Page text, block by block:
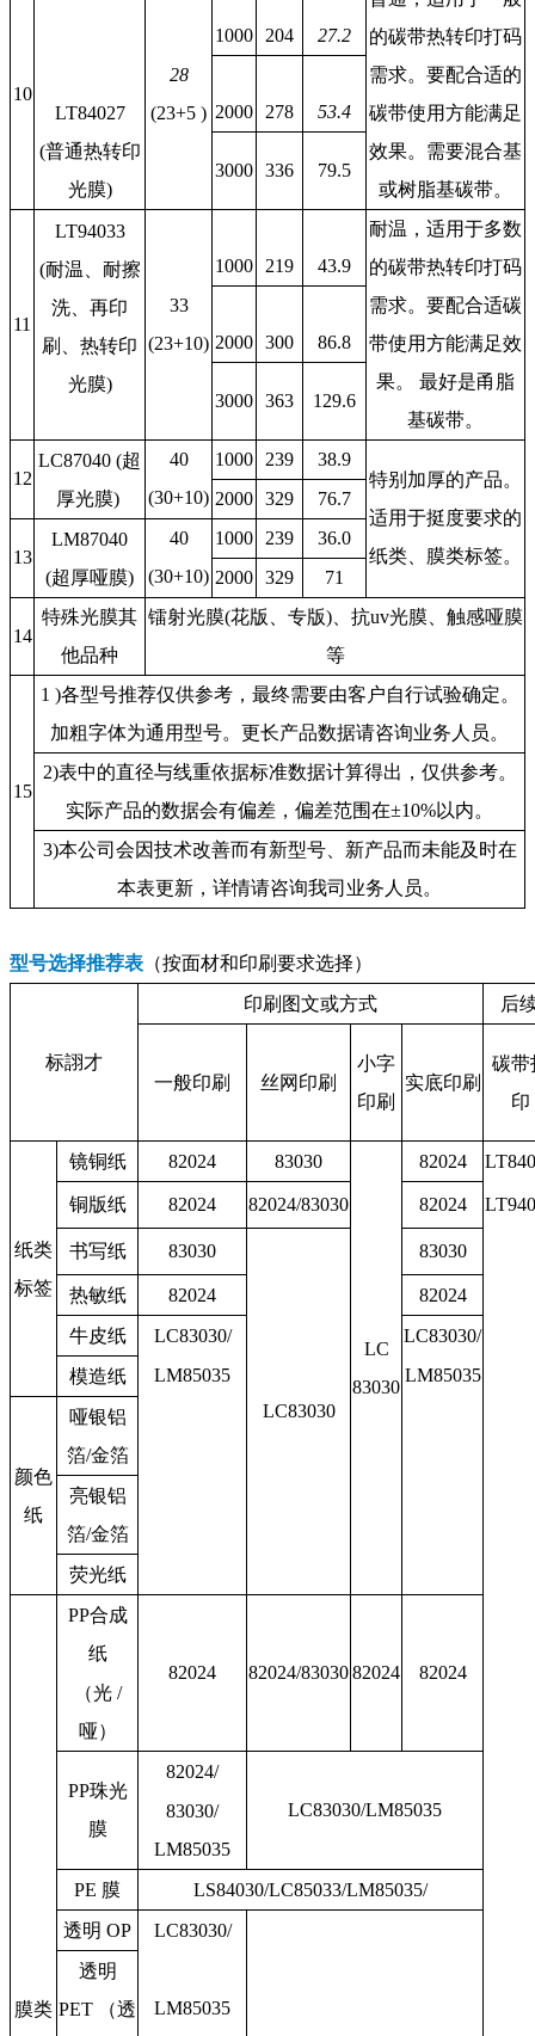
10
LT84027
(普通热转印
光膜)
28
(23+5 )
1000 204 27.2
的碳带热转印打码
需求。要配合适的
碳带使用方能满足
效果。需要混合基
或树脂基碳带。
2000 278 53.4
3000 336 79.5
11
LT94033
(耐温、耐擦
洗、再印
刷、热转印
光膜)
33
(23+10)
1000 219 43.9
耐温，适用于多数
的碳带热转印打码
需求。要配合适碳
带使用方能满足效
果。 最好是甬脂
基碳带。
2000 300 86.8
3000 363 129.6
12
LC87040 (超
厚光膜)
40
(30+10)
1000 239
38.9
特别加厚的产品。
适用于挺度要求的
纸类、膜类标签。
2000 329 76.7
13
LM87040
(超厚哑膜)
40
(30+10)
1000 239
36.0
2000 329 71
14
特殊光膜其
他品种
镭射光膜(花版、专版)、抗uv光膜、触感哑膜
等
15
1 )各型号推荐仅供参考，最终需要由客户自行试验确定。
加粗字体为通用型号。更长产品数据请咨询业务人员。
2)表中的直径与线重依据标准数据计算得出，仅供参考。
实际产品的数据会有偏差，偏差范围在±10%以内。
3)本公司会因技术改善而有新型号、新产品而未能及时在
本表更新，详情请咨询我司业务人员。
型号选择推荐表 （按面材和印刷要求选择）
标詡才
印刷图文或方式 后
一般印刷 丝网印刷
小字
印刷
实底印刷
碳带
印
纸类
标签
镜铜纸 82024 83030
LC
83030
82024
铜版纸 82024 82024/83030 82024
书写纸 83030
LC83030
83030
热敏纸 82024
82024
牛皮纸
LC83030/
LC83030/
模造纸
LM85035 LM85035
颜色
纸
哑银铝
箔/金箔
亮银铝
箔/金箔
荧光纸
膜类
PP合成
纸
82024
82024/8303082024
82024
（光 /
哑）
PP珠光
膜
82024/
LC83030/LM85035
83030/
LM85035
PE 膜 LS84030/LC85033/LM85035/
透明 OP LC83030/
透明
PET （透
LM85035